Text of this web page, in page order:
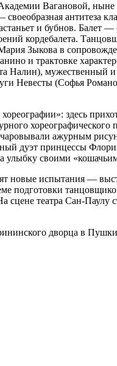
Вагановой, ныне
антитеза
и бубнов. Балет
кордебалета.
Мария Зыкова в
и трактовке
Налин),
Невесты (Софья
здесь
ажурным
дуэт принцессы
своими
новые испытания —
подготовки
театра Сан-Паулу
дворца в